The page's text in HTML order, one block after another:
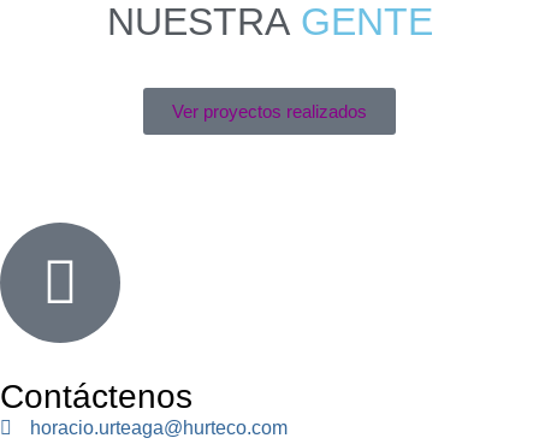
NUESTRA GENTE
Ver proyectos realizados
Contáctenos
horacio.urteaga@hurteco.com